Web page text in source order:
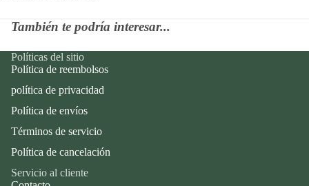
También te podría interesar...
Políticas del sitio
Política de reembolsos
política de privacidad
Política de envíos
Términos de servicio
Política de cancelación
Servicio al cliente